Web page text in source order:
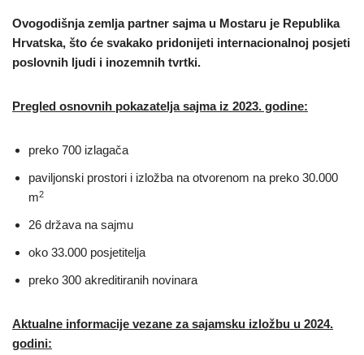
Ovogodišnja zemlja partner sajma u Mostaru je Republika
Hrvatska, što će svakako pridonijeti internacionalnoj posjeti
poslovnih ljudi i inozemnih tvrtki.
Pregled osnovnih pokazatelja sajma iz 2023. godine:
preko 700 izlagača
paviljonski prostori i izložba na otvorenom na preko 30.000
m2
26 država na sajmu
oko 33.000 posjetitelja
preko 300 akreditiranih novinara
Aktualne informacije vezane za sajamsku izložbu u 2024.
godini: